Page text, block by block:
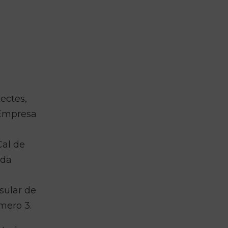
de
de
3.